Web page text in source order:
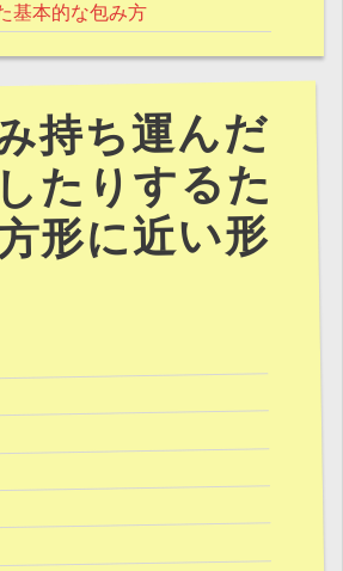
基本的な包み方
持ち運んだ
たりするた
形に近い形